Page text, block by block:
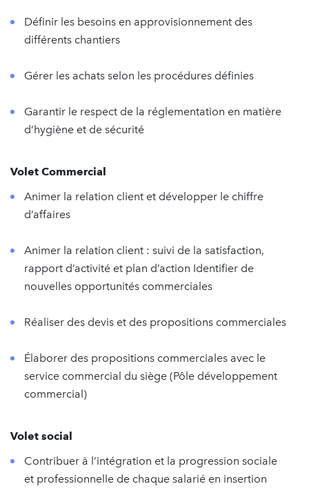
Définir les besoins en approvisionnement des
différents chantiers
Gérer les achats selon les procédures définies
Garantir le respect de la réglementation en matière
d’hygiène et de sécurité
Volet Commercial
Animer la relation client et développer le chiffre
d’affaires
Animer la relation client : suivi de la satisfaction,
rapport d’activité et plan d’action Identifier de
nouvelles opportunités commerciales
Réaliser des devis et des propositions commerciales
Élaborer des propositions commerciales avec le
service commercial du siège (Pôle développement
commercial)
Volet social
Contribuer à l’intégration et la progression sociale
et professionnelle de chaque salarié en insertion